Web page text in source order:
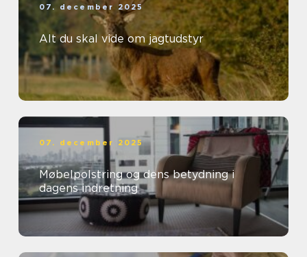
07. december 2025
Alt du skal vide om jagtudstyr
07. december 2025
Møbelpolstring og dens betydning i
dagens indretning